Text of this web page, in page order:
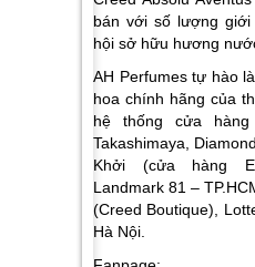
bán với số lượng
hội sở hữu hương
AH Perfumes tự hào
hoa chính hãng của
hệ thống cửa
Takashimaya,
Khởi (cửa hàng
Landmark 81 –
(Creed Boutique),
Hà Nội.